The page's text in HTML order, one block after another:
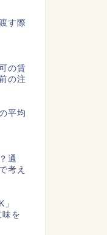
す際
の賃
の注
平均
通
考え
味を